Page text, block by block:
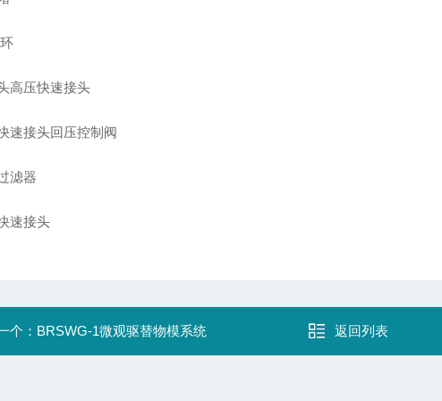
高压快速接头
速接头回压控制阀
滤器
速接头
个： BRSWG-1微观驱替物模系统 返回列表